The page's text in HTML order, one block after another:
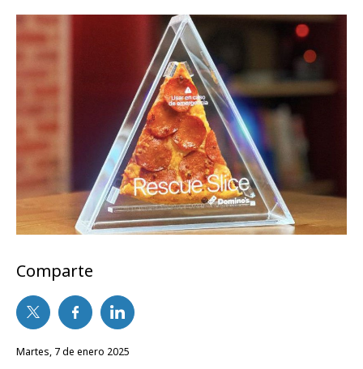
Comparte
martes, 7 de enero 2025